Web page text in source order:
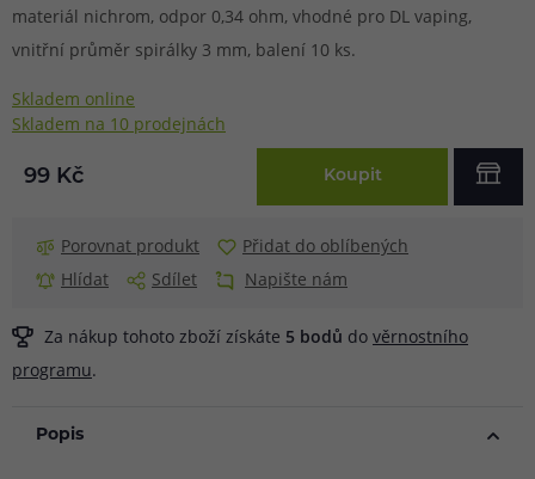
materiál nichrom, odpor 0,34 ohm, vhodné pro DL vaping,
vnitřní průměr spirálky 3 mm, balení 10 ks.
Skladem online
Skladem na 10 prodejnách
99 Kč Koupit
Porovnat produkt
Přidat do oblíbených
Hlídat
Sdílet Napište nám
Za nákup tohoto zboží získáte 5 bodů do věrnostního
programu.
Popis